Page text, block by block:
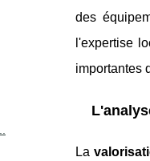
des
l'expertise
importantes
La